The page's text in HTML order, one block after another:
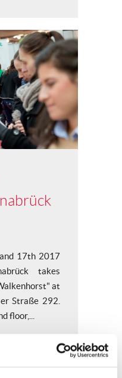
17th 2017
takes
at
Straße 292.
floor,...